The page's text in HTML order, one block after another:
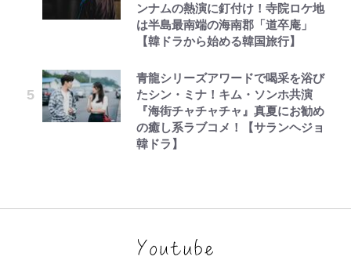
ンナムの熱演に釘付け！寺院ロケ地
は半島最南端の海南郡「道卒庵」
【韓ドラから始める韓国旅行】
青龍シリーズアワードで喝采を浴び
たシン・ミナ！キム・ソンホ共演
『海街チャチャチャ』真夏にお勧め
の癒し系ラブコメ！【サランヘジョ
韓ドラ】